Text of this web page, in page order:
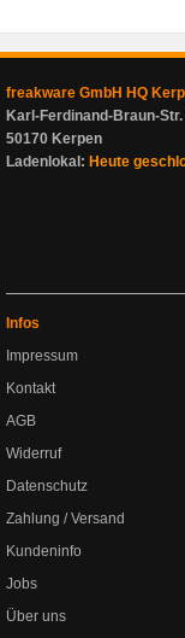
freakware GmbH HQ
Karl-Ferdinand-Braun-Str.
50170 Kerpen
Ladenlokal: Heute
Infos
Impressum
Kontakt
AGB
Widerruf
Datenschutz
Zahlung / Versand
Kundeninfo
Jobs
Über uns